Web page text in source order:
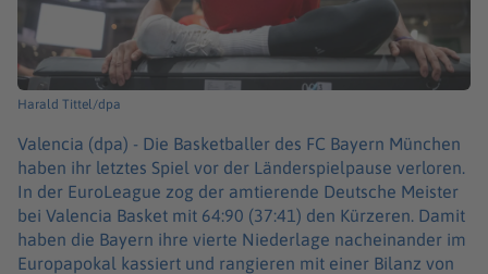
Harald Tittel/dpa
Valencia (dpa) - Die Basketballer des FC Bayern München
haben ihr letztes Spiel vor der Länderspielpause verloren.
In der EuroLeague zog der amtierende Deutsche Meister
bei Valencia Basket mit 64:90 (37:41) den Kürzeren. Damit
haben die Bayern ihre vierte Niederlage nacheinander im
Europapokal kassiert und rangieren mit einer Bilanz von